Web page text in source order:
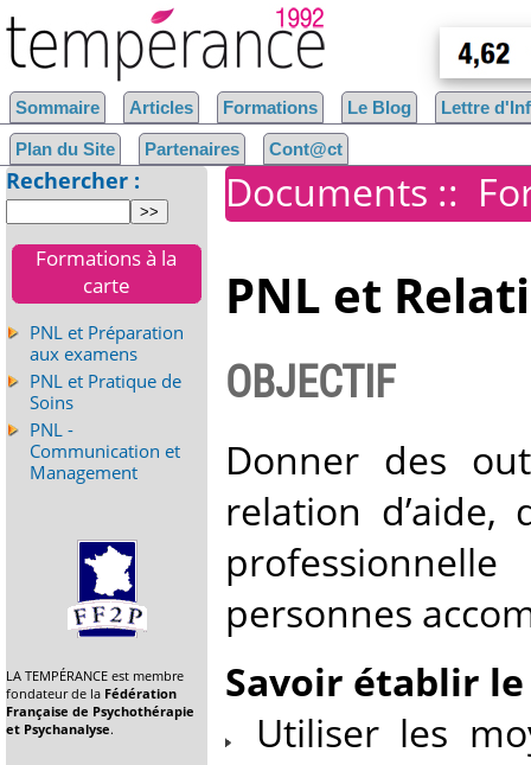
Documents ::
PNL et
OBJECTIF
Donner des
relation
personnes
Savoir établir
Utiliser les
Sommaire Articles Formations Le Blog Lettre
Plan du Site Partenaires Cont@ct
Rechercher :
Formations à la
carte
PNL et Préparation
aux examens
PNL et Pratique de
Soins
PNL -
Communication et
Management
LA TEMPÉRANCE est membre
fondateur de la Fédération
Française de Psychothérapie
et Psychanalyse.